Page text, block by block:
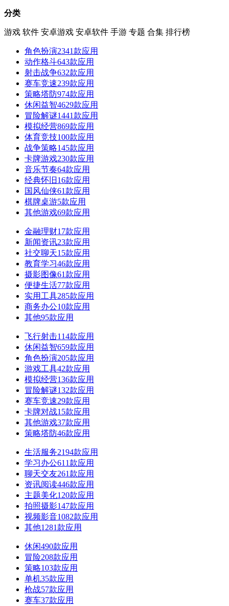
分类
游戏 软件 安卓游戏 安卓软件 手游 专题 合集 排行榜
角色扮演2341款应用
动作格斗643款应用
射击战争632款应用
赛车竞速239款应用
策略塔防974款应用
休闲益智4629款应用
冒险解谜1441款应用
模拟经营869款应用
体育竞技100款应用
战争策略145款应用
卡牌游戏230款应用
音乐节奏64款应用
经典怀旧 16款应用
国风仙侠61款应用
棋牌桌游5款应用
其他游戏69款应用
金融理财17款应用
新闻资讯23款应用
社交聊天15款应用
教育学习46款应用
摄影图像61款应用
便捷生活77款应用
实用工具285款应用
商务办公10款应用
其他95款应用
飞行射击114款应用
休闲益智659款应用
角色扮演205款应用
游戏工具42款应用
模拟经营136款应用
冒险解谜132款应用
赛车竞速29款应用
卡牌对战15款应用
其他游戏37款应用
策略塔防46款应用
生活服务2194款应用
学习办公611款应用
聊天交友261款应用
资讯阅读446款应用
主题美化120款应用
拍照摄影147款应用
视频影音1082款应用
其他1281款应用
休闲490款应用
冒险208款应用
策略103款应用
单机35款应用
枪战57款应用
赛车37款应用